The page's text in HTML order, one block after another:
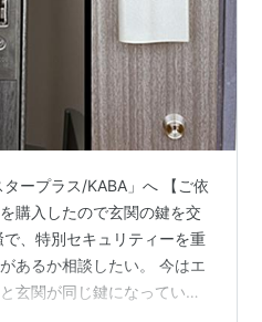
タープラス/KABA」へ 【ご依
購入したので玄関の鍵を交
、特別セキュリティーを重
あるか相談したい。 今はエ
玄関が同じ鍵になってい